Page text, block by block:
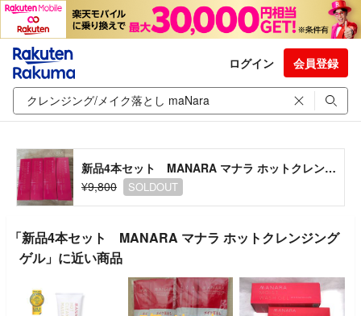
ログイン 会員登録
新品4本セット MANARA マナラ ホットクレンジングゲル
¥9,800
SOLDOUT
「新品4本セット MANARA マナラ ホットクレンジング
ゲル」に近い商品